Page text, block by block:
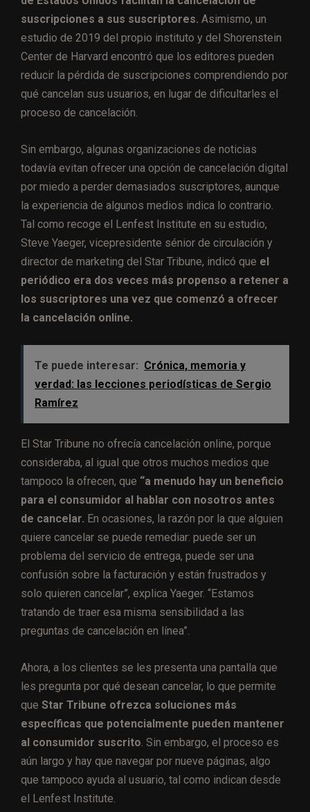
suscripciones a sus suscriptores. Asimismo, un
estudio de 2019 del propio instituto y del Shorenstein
Center de Harvard encontró que los editores pueden
reducir la pérdida de suscripciones comprendiendo por
qué cancelan sus usuarios, en lugar de dificultarles el
proceso de cancelación.
Sin embargo, algunas organizaciones de noticias
todavía evitan ofrecer una opción de cancelación digital
por miedo a perder demasiados suscriptores, aunque
la experiencia de algunos medios indica lo contrario.
Tal como recoge el Lenfest Institute en su estudio,
Steve Yaeger, vicepresidente sénior de circulación y
director de marketing del Star Tribune, indicó que el
periódico era dos veces más propenso a retener a
los suscriptores una vez que comenzó a ofrecer
la cancelación online.
Te puede interesar: Crónica, memoria y
verdad: las lecciones periodísticas de Sergio
Ramírez
El Star Tribune no ofrecía cancelación online, porque
consideraba, al igual que otros muchos medios que
tampoco la ofrecen, que “a menudo hay un beneficio
para el consumidor al hablar con nosotros antes
de cancelar. En ocasiones, la razón por la que alguien
quiere cancelar se puede remediar: puede ser un
problema del servicio de entrega, puede ser una
confusión sobre la facturación y están frustrados y
solo quieren cancelar”, explica Yaeger. “Estamos
tratando de traer esa misma sensibilidad a las
preguntas de cancelación en línea”.
Ahora, a los clientes se les presenta una pantalla que
les pregunta por qué desean cancelar, lo que permite
que Star Tribune ofrezca soluciones más
específicas que potencialmente pueden mantener
al consumidor suscrito. Sin embargo, el proceso es
aún largo y hay que navegar por nueve páginas, algo
que tampoco ayuda al usuario, tal como indican desde
el Lenfest Institute.